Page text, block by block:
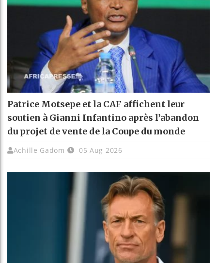
Patrice Motsepe et la CAF affichent leur
soutien à Gianni Infantino après l’abandon
du projet de vente de la Coupe du monde
Achille Gadom 05 Aug 2026